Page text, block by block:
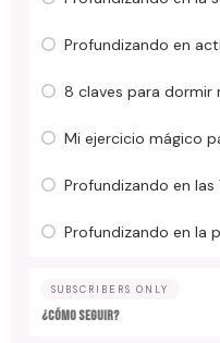
Profundizando en
8 claves para dormir
Mi ejercicio mágico
Profundizando en las
Profundizando en la
SUBSCRIBERS ONLY
¿CÓMO SEGUIR?